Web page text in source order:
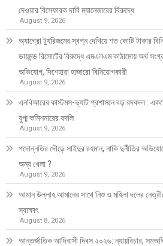
দেওয়ার বিস্ফোরক দাবি ম্যানেজারের বিরুদ্ধে
August 9, 2026
অ্যাগ্রো ট্যুরিজমের স্বপ্ন দেখিয়ে শত কোটি টাকার
ডায়মন্ড রিসোর্টের বিরুদ্ধে এমএলএম কাঠামোয় অর্থ
অভিযোগ, দিশেহারা হাজারো বিনিয়োগকারী
August 9, 2026
এনবিআরের কাস্টমস-ভ্যাট প্রশাসনে বড় রদবদল :
যুগ্ম কমিশনারের বদলি
August 9, 2026
পদোন্নতির দৌড়ে সাইদুর রহমান, নাকি দুর্নীতির
অন্য খেলা ?
August 9, 2026
আমান উল্লাহ আমানের সাথে নিশু ও মহিলা দলের
স্বাক্ষাৎ
August 8, 2026
আন্তর্জাতিক আদিবাসী দিবস ২০২৬: ন্যায়বিচার,